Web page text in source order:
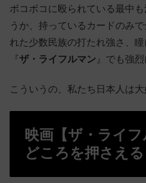
ボコボコに殴られている最中
うか、持っているカードのみ
れた少数民族の打たれ強さ、
『ザ・ライフルマン 』でも強
こういうの、私たち日本人は
映画【ザ・ライ
どころを押さえる